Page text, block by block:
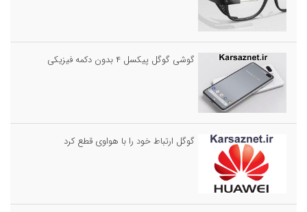
گوشی گوگل پیکسل ۴ بدون دکمه فیزیکی
گوگل ارتباط خود را با هواوی قطع کرد